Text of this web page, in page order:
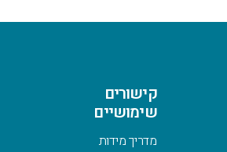
קישורים
שימושיים
מדריך מידות